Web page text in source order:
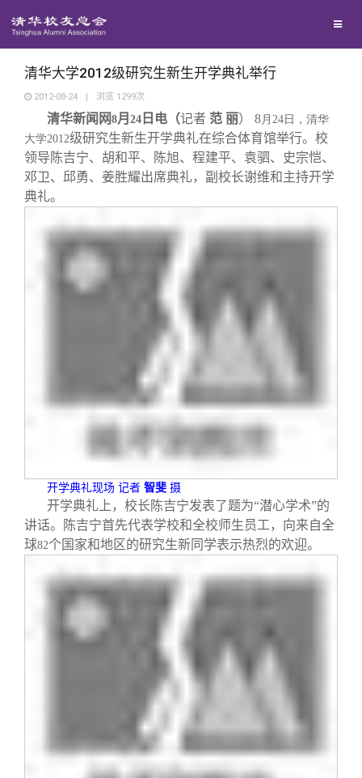
地区联络
年级联络
院系校友工作
兴趣群体
回馈母校
捐赠项目
捐赠新闻
捐赠方法
媒体平台
《清华校友通讯》
我要订阅
百年清华
清华故事
校友文苑
终身学习
三创大赛
会长致辞
制度法规
清华大学2012级研究生新生开学典礼举行
2012-08-24 | 浏览 1299次
清华新闻网8月 24 日电（记者 范 丽） 8月24 日 ，清华
大学2012级研究生新生开学典礼在综合体育馆举行。校
领导陈吉宁、胡和平、陈旭、程建平、袁驷、史宗恺、
邓卫、邱勇、姜胜耀出席典礼，副校长谢维和主持开学
典礼。
开学典礼现场 记者 智斐 摄
开学典礼上，校长陈吉宁发表了题为“潜心学术”的
讲话。陈吉宁首先代表学校和全校师生员工，向来自全
球82个国家和地区的研究生新同学表示热烈的欢迎。